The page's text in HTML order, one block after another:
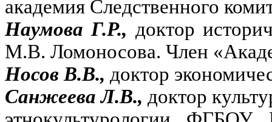
академия Следственного
Наумова Г.Р., доктор
М.В. Ломоносова. Член
Носов В.В., доктор
Санжеева Л.В., доктор